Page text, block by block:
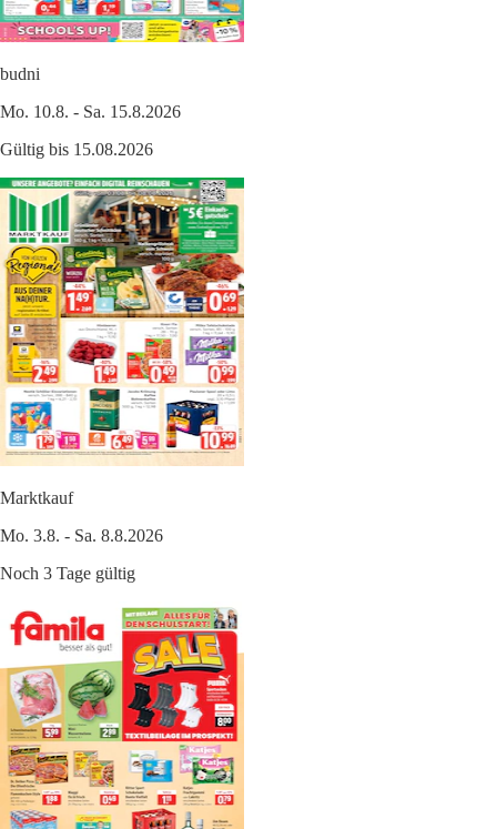
budni
Mo. 10.8. - Sa. 15.8.2026
Gültig bis 15.08.2026
Marktkauf
Mo. 3.8. - Sa. 8.8.2026
Noch 3 Tage gültig